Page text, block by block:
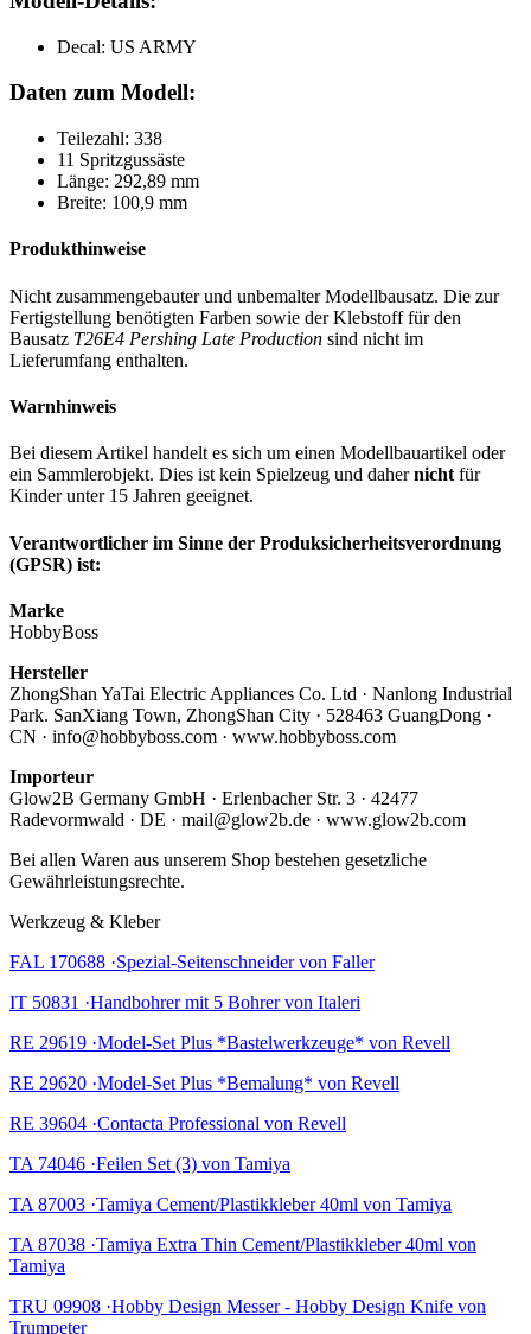
Decal: US ARMY
Daten zum Modell:
Teilezahl: 338
11 Spritzgussäste
Länge: 292,89 mm
Breite: 100,9 mm
Produkthinweise
Nicht zusammengebauter und unbemalter Modellbausatz. Die zur
Fertigstellung benötigten Farben sowie der Klebstoff für den
Bausatz T26E4 Pershing Late Production sind nicht im
Lieferumfang enthalten.
Warnhinweis
Bei diesem Artikel handelt es sich um einen Modellbauartikel oder
ein Sammlerobjekt. Dies ist kein Spielzeug und dahernicht für
Kinder unter 15 Jahren geeignet.
Verantwortlicher im Sinne der Produksicherheitsverordnung
(GPSR) ist:
Marke
HobbyBoss
Hersteller
ZhongShan YaTai Electric Appliances Co. Ltd · Nanlong Industrial
Park. SanXiang Town, ZhongShan City · 528463 GuangDong ·
CN · info@hobbyboss.com · www.hobbyboss.com
Importeur
Glow2B Germany GmbH · Erlenbacher Str. 3 · 42477
Radevormwald · DE · mail@glow2b.de · www.glow2b.com
Bei allen Waren aus unserem Shop bestehen gesetzliche
Gewährleistungsrechte.
Werkzeug & Kleber
FAL 170688 ·Spezial-Seitenschneider von Faller
IT 50831 ·Handbohrer mit 5 Bohrer von Italeri
RE 29619 ·Model-Set Plus *Bastelwerkzeuge* von Revell
RE 29620 ·Model-Set Plus *Bemalung* von Revell
RE 39604 ·Contacta Professional von Revell
TA 74046 ·Feilen Set (3) von Tamiya
TA 87003 ·Tamiya Cement/Plastikkleber 40ml von Tamiya
TA 87038 ·Tamiya Extra Thin Cement/Plastikkleber 40ml von
Tamiya
TRU 09908 ·Hobby Design Messer - Hobby Design Knife von
Trumpeter